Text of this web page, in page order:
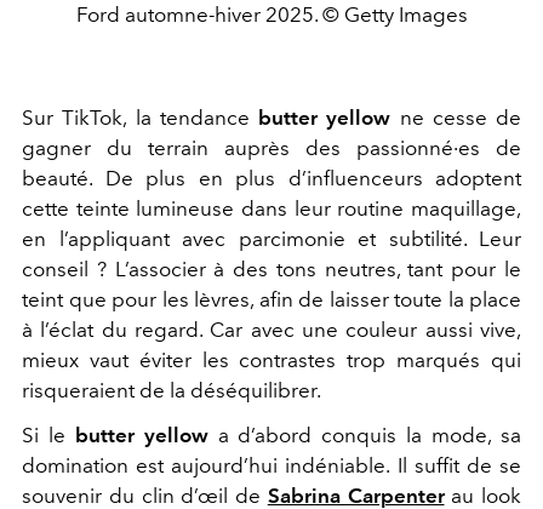
Ford automne-hiver 2025. © Getty Images
Sur TikTok, la tendance butter yellow ne cesse de
gagner du terrain auprès des passionné·es de
beauté. De plus en plus d’influenceurs adoptent
cette teinte lumineuse dans leur routine maquillage,
en l’appliquant avec parcimonie et subtilité. Leur
conseil ? L’associer à des tons neutres, tant pour le
teint que pour les lèvres, afin de laisser toute la place
à l’éclat du regard. Car avec une couleur aussi vive,
mieux vaut éviter les contrastes trop marqués qui
risqueraient de la déséquilibrer.
Si le butter yellowa d’abord conquis la mode, sa
domination est aujourd’hui indéniable. Il suffit de se
souvenir du clin d’œil de Sabrina Carpenterau look